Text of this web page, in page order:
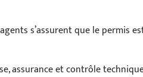
s’assurent que le permis
assurance et contrôle